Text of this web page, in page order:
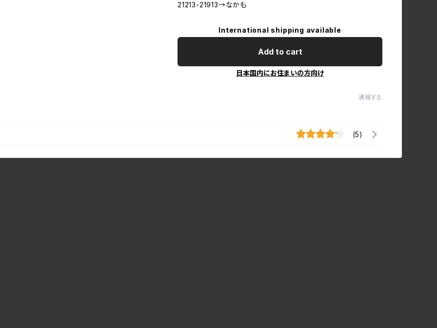
21213-21913→なかも
International shipping available
Add to cart
日本国内にお住まいの方向け
通報する
(5)